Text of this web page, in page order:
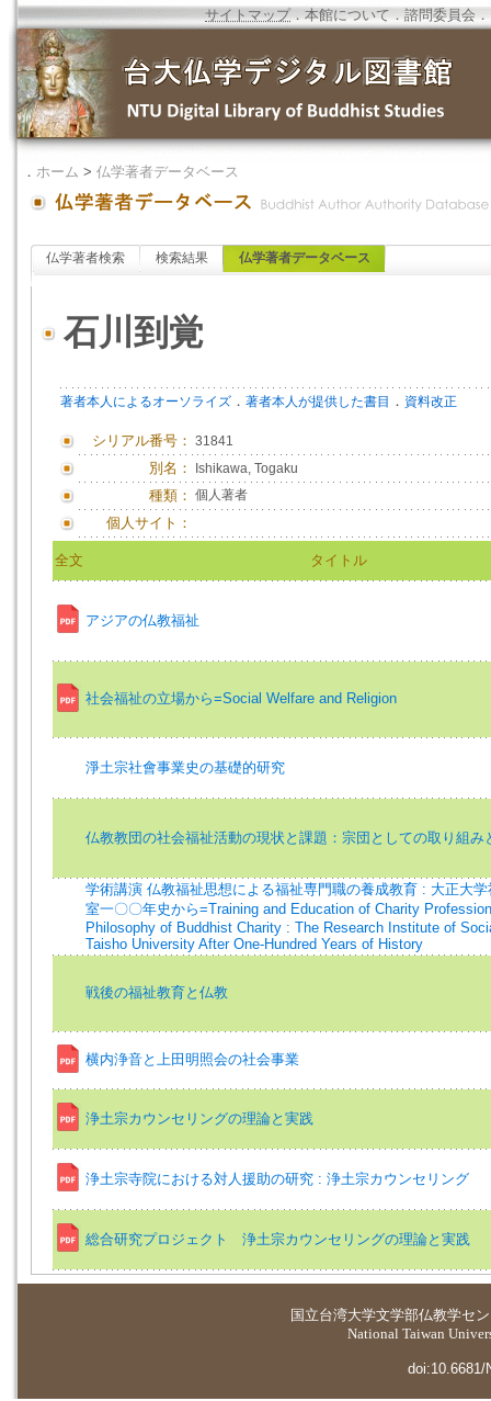
サイトマップ．本館について ．諮問委員会 ．
． ホーム > 仏学著者データベース
仏学著者検索 検索結果 仏学著者データベース
石川到覚
著者本人によるオーソライズ ． 著者本人が提供した書目 ． 資料改正
シリアル番号： 31841
別名： Ishikawa, Togaku
種類： 個人著者
個人サイト：
全文 タイトル
アジアの仏教福祉
社会福祉の立場から=Social Welfare and Religion
淨土宗社會事業史の基礎的研究
仏教教団の社会福祉活動の現状と課題：宗団としての取り組み
学術講演 仏教福祉思想による福祉専門職の養成教育 : 大正大
室一〇〇年史から=Training and Education of Charity
Philosophy of Buddhist Charity : The Research Institute of
Taisho University After One-Hundred Years of History
戦後の福祉教育と仏教
横内浄音と上田明照会の社会事業
浄土宗カウンセリングの理論と実践
浄土宗寺院における対人援助の研究 : 浄土宗カウンセリング
総合研究プロジェクト 浄土宗カウンセリングの理論と実践
国立台湾大学文学部仏教学セ
National Taiwan
doi:10.6681/